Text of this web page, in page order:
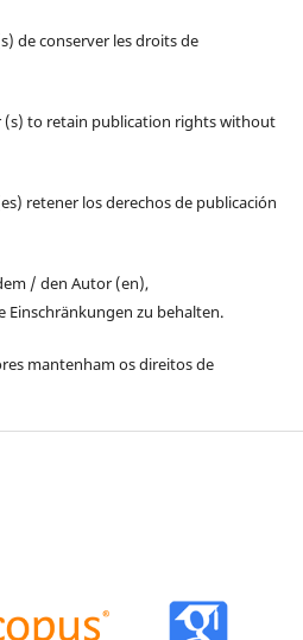
de conserver les droits de
(s) to retain publication rights without
retener los derechos de publicación
/ den Autor (en),
zu behalten.
mantenham os direitos de